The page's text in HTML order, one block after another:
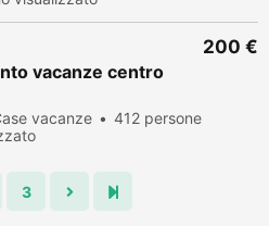
vacanze centro
vacanze
412 persone
200 €
3